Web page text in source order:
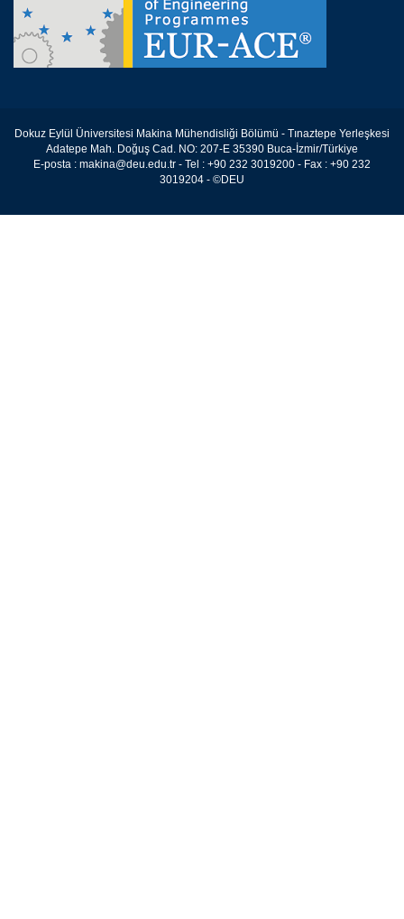
Dokuz Eylül Üniversitesi Makina Mühendisliği Bölümü - Tınaztepe Yerleşkesi
Adatepe Mah. Doğuş Cad. NO: 207-E 35390 Buca-İzmir/Türkiye
E-posta : makina@deu.edu.tr - Tel : +90 232 3019200 - Fax : +90 232
3019204 - ©DEU